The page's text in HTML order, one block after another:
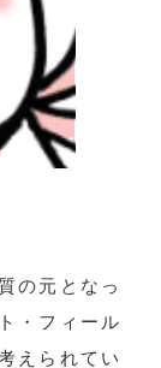
の元となっ
・フィール
えられてい